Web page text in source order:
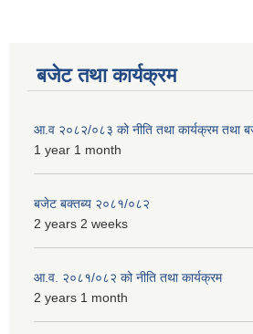
बजेट तथा कार्यक्रम
आ.व २०८२/०८३ को नीति तथा कार्यक्रम तथा
1 year 1 month
बजेट बक्तब्य २०८१/०८२
2 years 2 weeks
आ.व. २०८१/०८२ को नीति तथा कार्यक्रम
2 years 1 month